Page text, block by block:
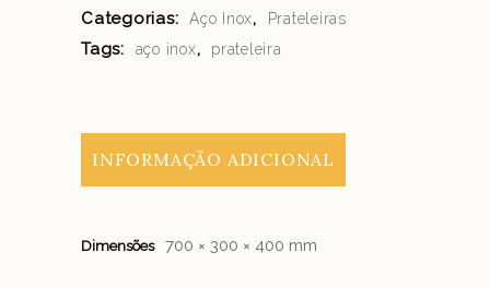
Categorias: Aço Inox, Prateleiras
Tags: aço inox, prateleira
INFORMAÇÃO ADICIONAL
Dimensões 700 × 300 × 400 mm